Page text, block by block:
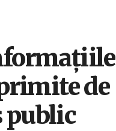
de
public